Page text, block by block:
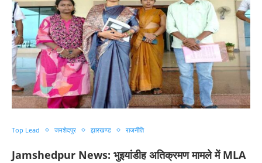
Top Lead जमशेदपुर झारखण्ड राजनीति
Jamshedpur News: भुइयांडीह अतिक्रमण मामले में MLA